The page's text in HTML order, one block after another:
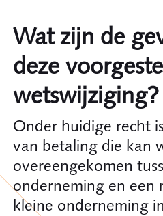
Wat zijn de
deze
wetswijziging?
Onder huidige recht
van betaling die kan
overeengekomen
onderneming en een
kleine onderneming